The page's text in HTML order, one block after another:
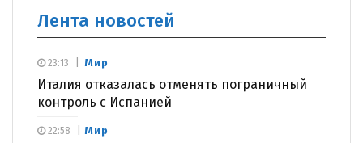
Лента новостей
Мир
Италия отказалась отменять пограничный
контроль с Испанией
23:13
Мир
22:58